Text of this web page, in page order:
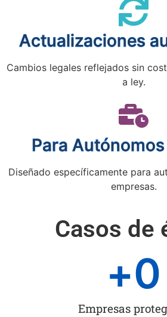
Actualizaciones
Cambios legales reflejados sin
a ley.
Para
Diseñado específicamente para
empresas.
Casos de
Empresas
+0